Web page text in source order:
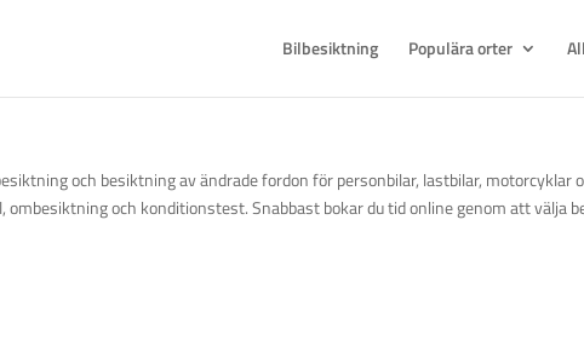
Bilbesiktning Populära orter
och besiktning av ändrade fordon för personbilar, lastbilar, motorcyklar
och konditionstest. Snabbast bokar du tid online genom att välja